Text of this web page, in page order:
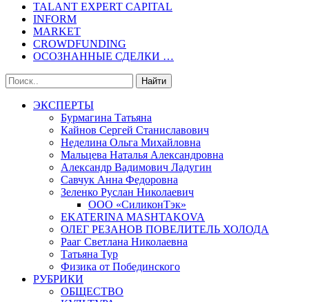
TALANT EXPERT CAPITAL
INFORM
MARKET
CROWDFUNDING
ОСОЗНАННЫЕ СДЕЛКИ …
ЭКСПЕРТЫ
Бурмагина Татьяна
Кайнов Сергей Станиславович
Неделина Ольга Михайловна
Мальцева Наталья Александровна
Александр Вадимович Ладугин
Савчук Анна Федоровна
Зеленко Руслан Николаевич
ООО «СиликонТэк»
EKATERINA MASHTAKOVA
ОЛЕГ РЕЗАНОВ ПОВЕЛИТЕЛЬ ХОЛОДА
Рааг Светлана Николаевна
Татьяна Тур
Физика от Побединского
РУБРИКИ
ОБЩЕСТВО